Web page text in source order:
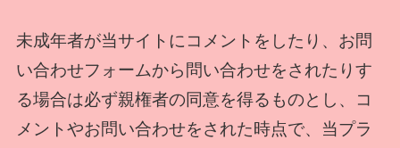
未成年者が当サイトにコメントをしたり、お問
い合わせフォームから問い合わせをされたりす
る場合は必ず親権者の同意を得るものとし、コ
メントやお問い合わせをされた時点で、当プラ